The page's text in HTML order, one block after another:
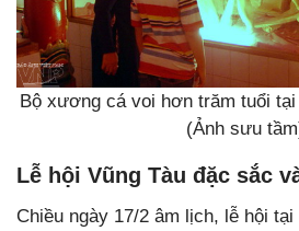
Bộ xương cá voi hơn trăm tuổi tại
(Ảnh sưu
Lễ hội Vũng Tàu đặc sắc
Chiều ngày 17/2 âm lịch, lễ hội tại